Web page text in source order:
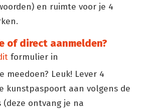
en ruimte voor je 4
of direct aanmelden?
formulier in
meedoen? Leuk! Lever 4
kunstpaspoort aan volgens de
(deze ontvang je na